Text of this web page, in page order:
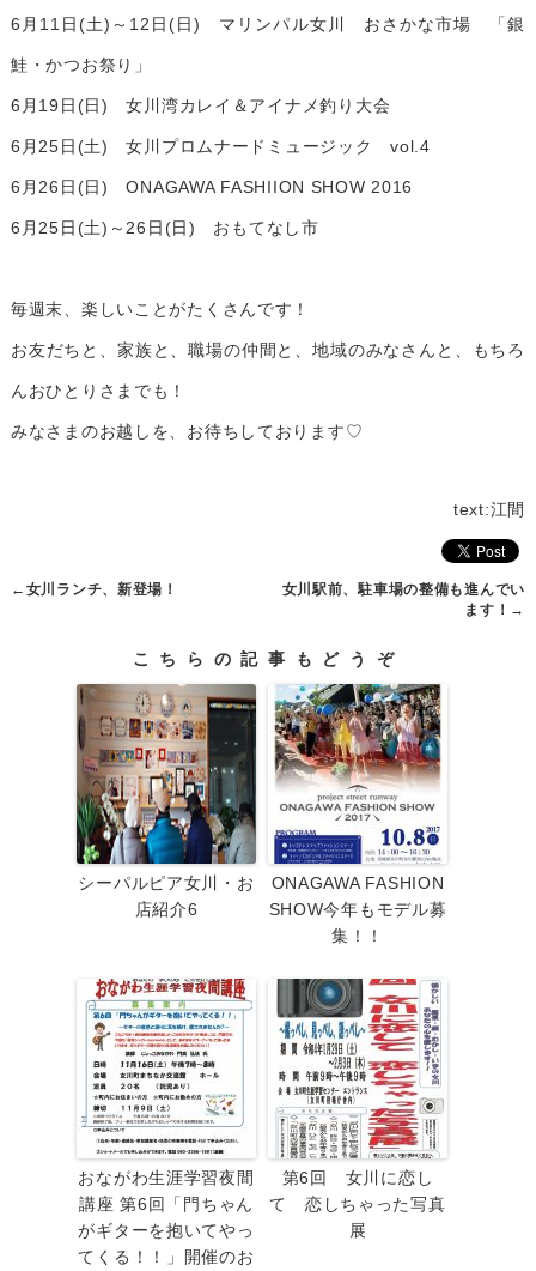
6月11日(土)～12日(日) マリンパル女川 おさかな市場 「銀
鮭・かつお祭り」
6月19日(日) 女川湾カレイ＆アイナメ釣り大会
6月25日(土) 女川プロムナードミュージック vol.4
6月26日(日) ONAGAWA FASHIION SHOW 2016
6月25日(土)～26日(日) おもてなし市
毎週末、楽しいことがたくさんです！
お友だちと、家族と、職場の仲間と、地域のみなさんと、もちろ
んおひとりさまでも！
みなさまのお越しを、お待ちしております♡
text:江間
← 女川ランチ、新登場！
女川駅前、駐車場の整備も進んでい
ます！ →
こちらの記事もどうぞ
シーパルピア女川・お
店紹介6
ONAGAWA FASHION
SHOW今年もモデル募
集！！
おながわ生涯学習夜間
講座 第6回「門ちゃん
がギターを抱いてやっ
てくる！！」開催のお
第6回 女川に恋し
て 恋しちゃった写真
展